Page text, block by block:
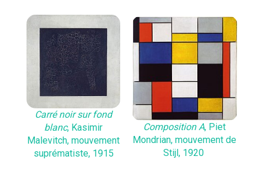
Carré noir sur fond
blanc, Kasimir
Malevitch, mouvement
suprématiste, 1915
Composition A, Piet
Mondrian, mouvement de
Stijl, 1920